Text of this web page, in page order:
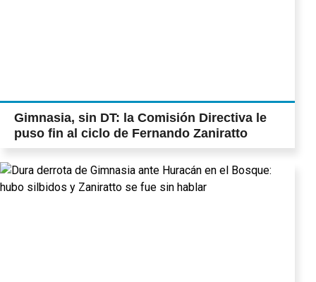
Gimnasia, sin DT: la Comisión Directiva le
puso fin al ciclo de Fernando Zaniratto